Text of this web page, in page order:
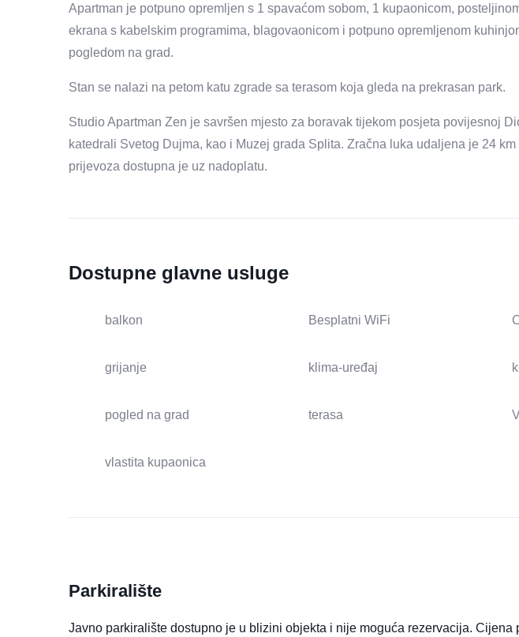
Apartman je potpuno opremljen s 1 spavaćom sobom, 1 kupaonicom,
ekrana s kabelskim programima, blagovaonicom i potpuno opremljenom
pogledom na grad.
Stan se nalazi na petom katu zgrade sa terasom koja gleda na prekrasan park.
Studio Apartman Zen je savršen mjesto za boravak tijekom posjeta povijesnoj
katedrali Svetog Dujma, kao i Muzej grada Splita. Zračna luka udaljena je 24
prijevoza dostupna je uz nadoplatu.
Dostupne glavne usluge
balkon Besplatni WiFi
grijanje klima-uređaj
pogled na grad terasa
vlastita kupaonica
Parkiralište
Javno parkiralište dostupno je u blizini objekta i nije moguća rezervacija. Cijena